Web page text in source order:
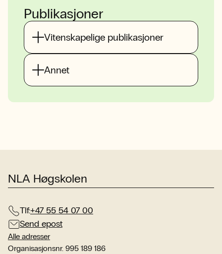
Publikasjoner
Vitenskapelige publikasjoner
Annet
NLA Høgskolen
Tlf:+47 55 54 07 00
Send epost
Alle adresser
Organisasjonsnr. 995 189 186